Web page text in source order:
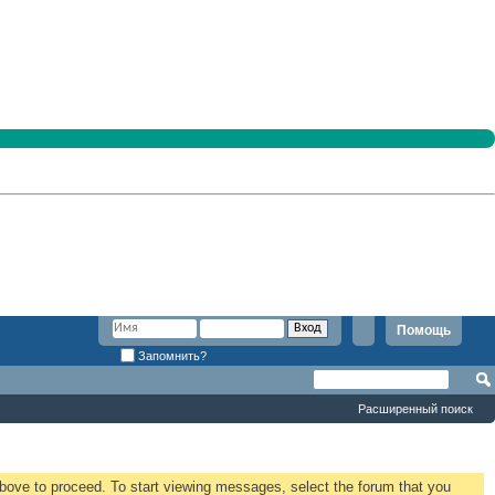
Помощь
Запомнить?
Расширенный поиск
to proceed. To start viewing messages, select the forum that you